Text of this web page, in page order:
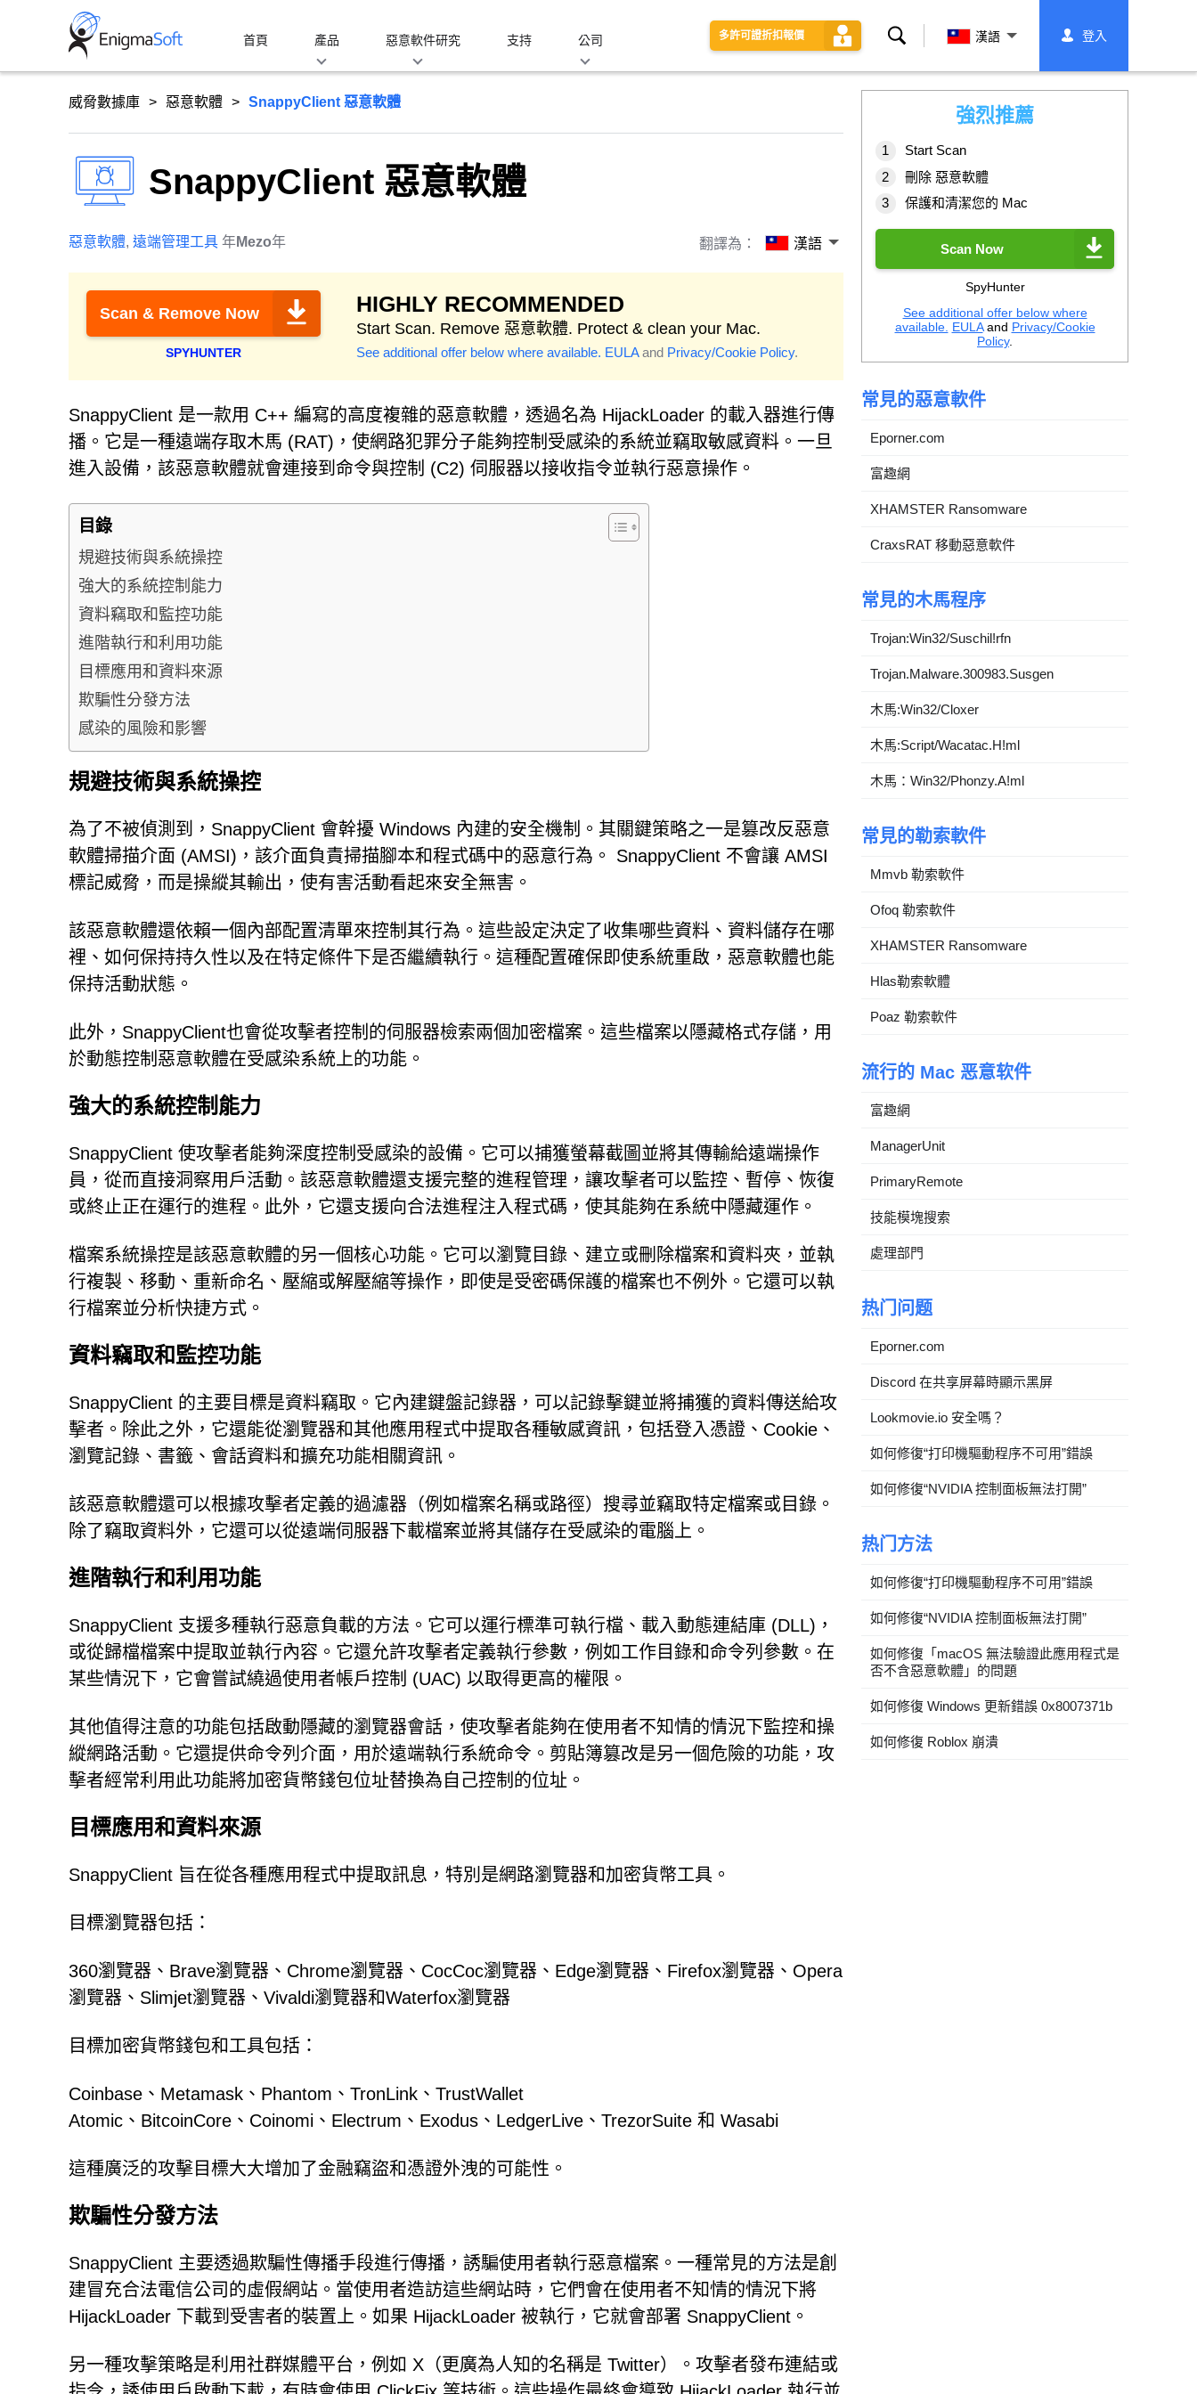
首頁 產品 惡意軟件研究 支持 公司 多許可證折扣報價
搜
漢語 登入
威脅數據庫 惡意軟體 SnappyClient 惡意軟體
SnappyClient 惡意軟體
惡意軟體, 遠端管理工具 年Mezo年 翻譯為： 漢語
Scan & Remove Now
SPYHUNTER
HIGHLY RECOMMENDED
Start Scan. Remove 惡意軟體. Protect & clean your Mac.
See additional offer below where available. EULAand Privacy/Cookie Policy.
SnappyClient 是一款用 C++ 編寫的高度複雜的惡意軟體，透過名為 HijackLoader 的載入器進行傳
播。它是一種遠端存取木馬 (RAT)，使網路犯罪分子能夠控制受感染的系統並竊取敏感資料。一旦
進入設備，該惡意軟體就會連接到命令與控制 (C2) 伺服器以接收指令並執行惡意操作。
目錄
規避技術與系統操控
強大的系統控制能力
資料竊取和監控功能
進階執行和利用功能
目標應用和資料來源
欺騙性分發方法
感染的風險和影響
規避技術與系統操控
為了不被偵測到，SnappyClient 會幹擾 Windows 內建的安全機制。其關鍵策略之一是篡改反惡意
軟體掃描介面 (AMSI)，該介面負責掃描腳本和程式碼中的惡意行為。 SnappyClient 不會讓 AMSI
標記威脅，而是操縱其輸出，使有害活動看起來安全無害。
該惡意軟體還依賴一個內部配置清單來控制其行為。這些設定決定了收集哪些資料、資料儲存在哪
裡、如何保持持久性以及在特定條件下是否繼續執行。這種配置確保即使系統重啟，惡意軟體也能
保持活動狀態。
此外，SnappyClient也會從攻擊者控制的伺服器檢索兩個加密檔案。這些檔案以隱藏格式存儲，用
於動態控制惡意軟體在受感染系統上的功能。
強大的系統控制能力
SnappyClient 使攻擊者能夠深度控制受感染的設備。它可以捕獲螢幕截圖並將其傳輸給遠端操作
員，從而直接洞察用戶活動。該惡意軟體還支援完整的進程管理，讓攻擊者可以監控、暫停、恢復
或終止正在運行的進程。此外，它還支援向合法進程注入程式碼，使其能夠在系統中隱藏運作。
檔案系統操控是該惡意軟體的另一個核心功能。它可以瀏覽目錄、建立或刪除檔案和資料夾，並執
行複製、移動、重新命名、壓縮或解壓縮等操作，即使是受密碼保護的檔案也不例外。它還可以執
行檔案並分析快捷方式。
資料竊取和監控功能
SnappyClient 的主要目標是資料竊取。它內建鍵盤記錄器，可以記錄擊鍵並將捕獲的資料傳送給攻
擊者。除此之外，它還能從瀏覽器和其他應用程式中提取各種敏感資訊，包括登入憑證、Cookie、
瀏覽記錄、書籤、會話資料和擴充功能相關資訊。
該惡意軟體還可以根據攻擊者定義的過濾器（例如檔案名稱或路徑）搜尋並竊取特定檔案或目錄。
除了竊取資料外，它還可以從遠端伺服器下載檔案並將其儲存在受感染的電腦上。
進階執行和利用功能
SnappyClient 支援多種執行惡意負載的方法。它可以運行標準可執行檔、載入動態連結庫 (DLL)，
或從歸檔檔案中提取並執行內容。它還允許攻擊者定義執行參數，例如工作目錄和命令列參數。在
某些情況下，它會嘗試繞過使用者帳戶控制 (UAC) 以取得更高的權限。
其他值得注意的功能包括啟動隱藏的瀏覽器會話，使攻擊者能夠在使用者不知情的情況下監控和操
縱網路活動。它還提供命令列介面，用於遠端執行系統命令。剪貼簿篡改是另一個危險的功能，攻
擊者經常利用此功能將加密貨幣錢包位址替換為自己控制的位址。
目標應用和資料來源
SnappyClient 旨在從各種應用程式中提取訊息，特別是網路瀏覽器和加密貨幣工具。
目標瀏覽器包括：
360瀏覽器、Brave瀏覽器、Chrome瀏覽器、CocCoc瀏覽器、Edge瀏覽器、Firefox瀏覽器、Opera
瀏覽器、Slimjet瀏覽器、Vivaldi瀏覽器和Waterfox瀏覽器
目標加密貨幣錢包和工具包括：
Coinbase、Metamask、Phantom、TronLink、TrustWallet
Atomic、BitcoinCore、Coinomi、Electrum、Exodus、LedgerLive、TrezorSuite 和 Wasabi
這種廣泛的攻擊目標大大增加了金融竊盜和憑證外洩的可能性。
欺騙性分發方法
SnappyClient 主要透過欺騙性傳播手段進行傳播，誘騙使用者執行惡意檔案。一種常見的方法是創
建冒充合法電信公司的虛假網站。當使用者造訪這些網站時，它們會在使用者不知情的情況下將
HijackLoader 下載到受害者的裝置上。如果 HijackLoader 被執行，它就會部署 SnappyClient。
另一種攻擊策略是利用社群媒體平台，例如 X（更廣為人知的名稱是 Twitter）。攻擊者發布連結或
強烈推薦
Start Scan
刪除 惡意軟體
保護和清潔您的 Mac
Scan Now
SpyHunter
See additional offer below where
available. EULAand Privacy/Cookie
Policy.
常見的惡意軟件
Eporner.com
富趣網
XHAMSTER Ransomware
CraxsRAT 移動惡意軟件
常見的木馬程序
Trojan:Win32/Suschil!rfn
Trojan.Malware.300983.Susgen
木馬:Win32/Cloxer
木馬:Script/Wacatac.H!ml
木馬：Win32/Phonzy.A!ml
常見的勒索軟件
Mmvb 勒索軟件
Ofoq 勒索軟件
XHAMSTER Ransomware
Hlas勒索軟體
Poaz 勒索軟件
流行的 Mac 恶意软件
富趣網
ManagerUnit
PrimaryRemote
技能模塊搜索
處理部門
热门问题
Eporner.com
Discord 在共享屏幕時顯示黑屏
Lookmovie.io 安全嗎？
如何修復“打印機驅動程序不可用”錯誤
如何修復“NVIDIA 控制面板無法打開”
热门方法
如何修復“打印機驅動程序不可用”錯誤
如何修復“NVIDIA 控制面板無法打開”
如何修復「macOS 無法驗證此應用程式是
否不含惡意軟體」的問題
如何修復 Windows 更新錯誤 0x8007371b
如何修復 Roblox 崩潰